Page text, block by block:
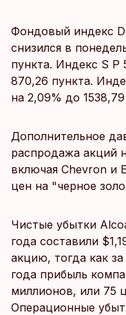
Фондовый индекс
снизился в
пункта. Индекс S P
870,26 пункта.
на 2,09% до
Дополнительное
распродажа акций
включая Chevron и
цен на "черное
Чистые убытки
года составили
акцию, тогда как
года прибыль
миллионов, или 75
Операционные